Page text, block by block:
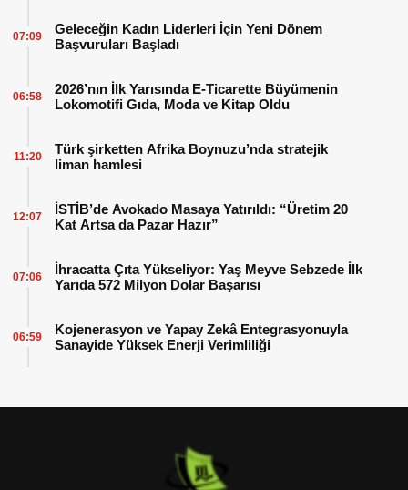
Geleceğin Kadın Liderleri İçin Yeni Dönem
Başvuruları Başladı
07:09
2026’nın İlk Yarısında E-Ticarette Büyümenin
Lokomotifi Gıda, Moda ve Kitap Oldu
06:58
Türk şirketten Afrika Boynuzu’nda stratejik
liman hamlesi
11:20
İSTİB’de Avokado Masaya Yatırıldı: “Üretim 20
Kat Artsa da Pazar Hazır”
12:07
İhracatta Çıta Yükseliyor: Yaş Meyve Sebzede İlk
Yarıda 572 Milyon Dolar Başarısı
07:06
Kojenerasyon ve Yapay Zekâ Entegrasyonuyla
Sanayide Yüksek Enerji Verimliliği
06:59